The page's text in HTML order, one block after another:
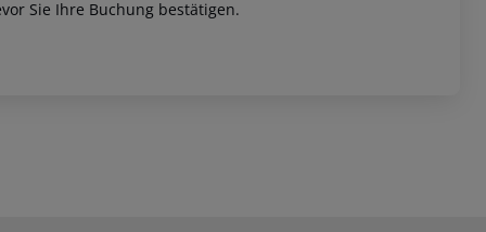
Sie Ihre Buchung bestätigen.